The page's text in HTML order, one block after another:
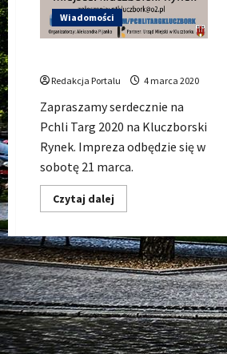
Wiadomości
Redakcja Portalu 4 marca 2020
Zapraszamy serdecznie na
Pchli Targ 2020 na Kluczborski
Rynek. Impreza odbędzie się w
sobotę 21 marca.
Czytaj dalej
się
Pchli
Targ
2020
w
Kluczborku